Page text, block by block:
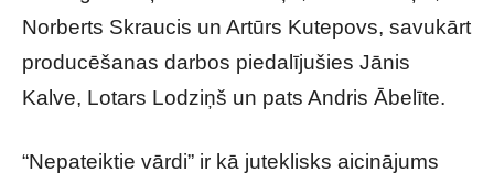
Norberts Skraucis un Artūrs Kutepovs, savukārt
producēšanas darbos piedalījušies Jānis
Kalve, Lotars Lodziņš un pats Andris Ābelīte.
“Nepateiktie vārdi” ir kā juteklisks aicinājums